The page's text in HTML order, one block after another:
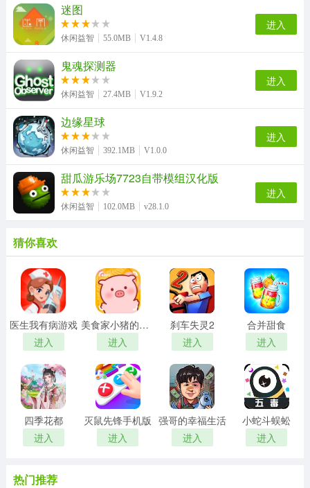
迷图
休闲益智 55.0MB V1.4.8
进入
鬼魂探测器
休闲益智 27.4MB V1.9.2
进入
边缘星球
休闲益智 392.1MB V1.0.0
进入
甜瓜游乐场7723自带模组汉化版
休闲益智 102.0MB v28.1.0
进入
猜你喜欢
医生我有病游戏
进入
美食家小猪的大冒险安卓版
进入
刹车失灵2
进入
合并甜食
进入
四季花都
进入
灭鼠先锋手机版
进入
强哥的幸福生活
进入
小蛇斗蜈蚣
进入
热门推荐